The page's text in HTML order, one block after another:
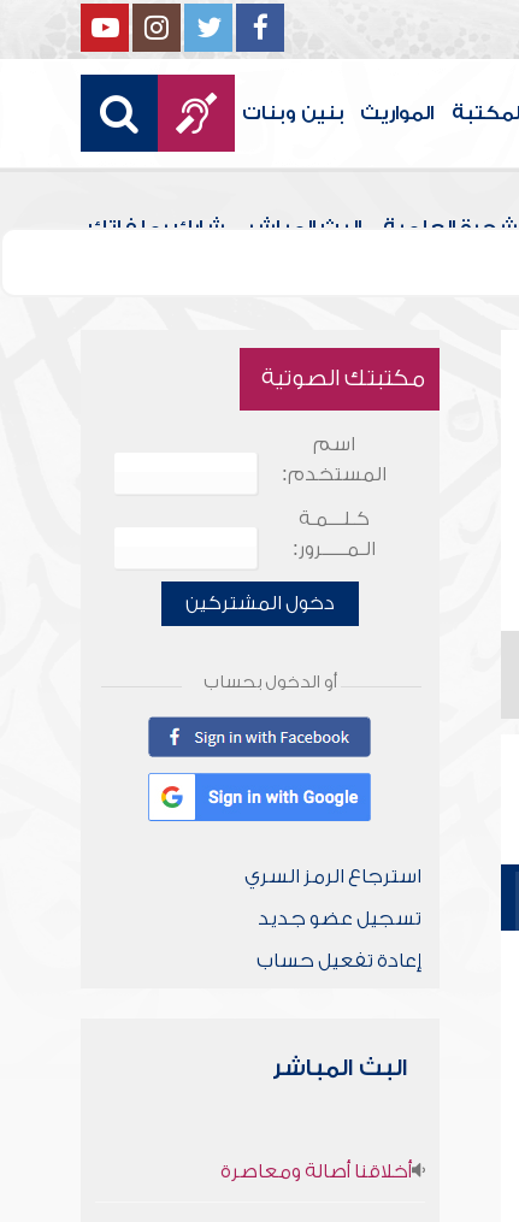
المواريث بنين وبنات
العلمية البث المباشر شارك بملفاتك
مكتبتك الصوتية
اسم
المستخدم:
كـلـــمـة
الـمـــــرور:
دخول المشتركين
أو الدخول بحساب
استرجاع الرمز السري
تسجيل عضو جديد
إعادة تفعيل حساب
البث المباشر
أخلاقنا أصالة ومعاصرة